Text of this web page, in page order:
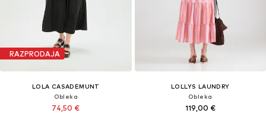
RAZPRODAJA
LOLA CASADEMUNT
Obleka
74,50 €
LOLLYS LAUNDRY
Obleka
119,00 €